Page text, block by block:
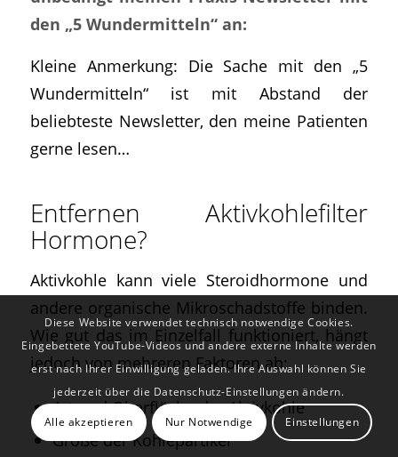
den „5 Wundermitteln“ an:
Kleine Anmerkung: Die Sache mit den „5
Wundermitteln“ ist mit Abstand der
beliebteste Newsletter, den meine Patienten
gerne lesen…
Entfernen Aktivkohlefilter
Hormone?
Aktivkohle kann viele Steroidhormone und
andere organische Mikroschadstoffe binden.
Wie gut das im Einzelfall funktioniert, hängt
jedoch von mehreren Faktoren ab:
Art und Oberfläche der Aktivkohle
Größe der Kohlepartikel
Diese Website verwendet technisch notwendige Cookies.
Eingebettete YouTube-Videos und andere externe Inhalte werden
erst nach Ihrer Einwilligung geladen. Ihre Auswahl können Sie
jederzeit über die Datenschutz-Einstellungen ändern.
Alle akzeptieren Nur Notwendige Einstellungen